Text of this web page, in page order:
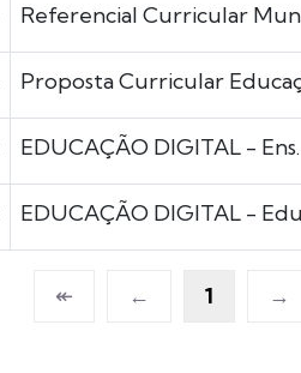
Referencial Curricular
Proposta Curricular
EDUCAÇÃO DIGITAL -
EDUCAÇÃO DIGITAL -
↞ ← 1 →